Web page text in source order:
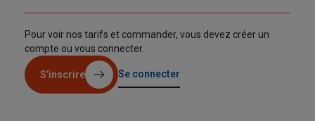
Pour voir nos tarifs et commander, vous devez créer un
compte ou vous connecter.
S’inscrire Se connecter